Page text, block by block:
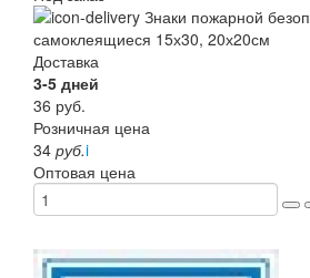
Доставка
3-5 дней
36 руб.
Розничная цена
34 руб.i
Оптовая цена